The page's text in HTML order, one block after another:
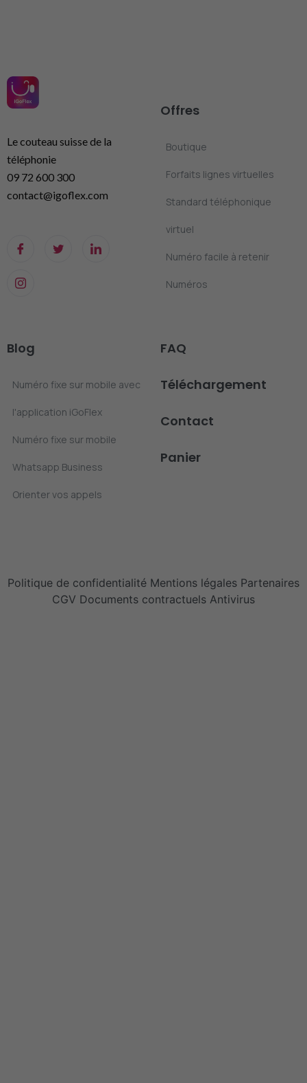
Le couteau suisse de la
téléphonie
09 72 600 300
contact@igoflex.com
Offres
Boutique
Forfaits lignes virtuelles
Standard téléphonique
virtuel
Numéro facile à retenir
Numéros
Blog
Numéro fixe sur mobile avec
l'application iGoFlex
Numéro fixe sur mobile
Whatsapp Business
Orienter vos appels
FAQ
Téléchargement
Contact
Panier
Politique de confidentialité Mentions légales Partenaires
CGV Documents contractuels Antivirus